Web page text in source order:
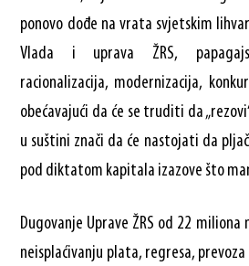
ponovo dođe na vrata svjetskim
Vlada i uprava ŽRS,
racionalizacija, modernizacija,
obećavajući da će se truditi da
u suštini znači da će nastojati da
pod diktatom kapitala izazove što
Dugovanje Uprave ŽRS od 22 miliona
neisplaćivanju plata, regresa,